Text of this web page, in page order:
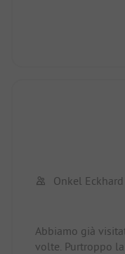
mediocre, ma
sicuramente il
Onkel Eckhard
Abbiamo già
volte. Purtroppo